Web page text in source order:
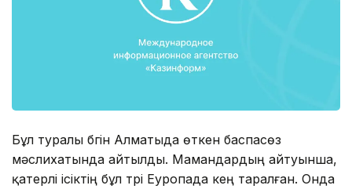
Бұл туралы бүгін Алматыда өткен баспасөз
мәслихатында айтылды. Мамандардың айтуынша,
қатерлі ісіктің бұл түрі Еуропада кең таралған. Онда